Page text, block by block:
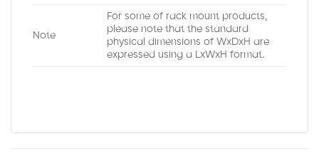
Note
For some of rack mount products,
please note that the standard
physical dimensions of WxDxH are
expressed using a LxWxH format.